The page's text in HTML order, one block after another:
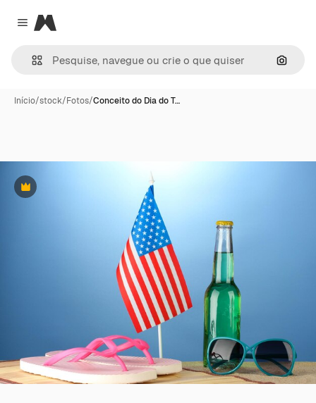
Close menu
Magnific
Início/stock/Fotos/Conceito do Dia do T…
Premium